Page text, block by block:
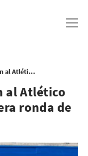
Los azules se medirán al Atlético Saguntino en la primera ronda de Copa
al Atlético
ronda de